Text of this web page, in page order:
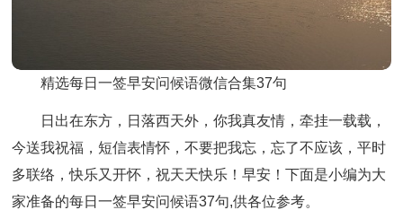
精选每日一签早安问候语微信合集37句
日出在东方，日落西天外，你我真友情，牵挂一载载，
今送我祝福，短信表情怀，不要把我忘，忘了不应该，平时
多联络，快乐又开怀，祝天天快乐！早安！下面是小编为大
家准备的每日一签早安问候语37句,供各位参考。